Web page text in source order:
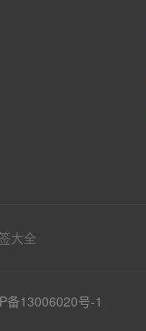
大全
备13006020号-1